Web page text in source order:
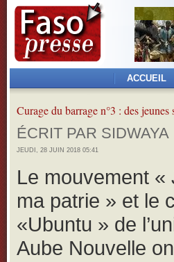
ACCUEIL
Curage du barrage n°3 : des jeunes
ÉCRIT PAR SIDWAYA
JEUDI, 28 JUIN 2018 05:41
Le mouvement «
ma patrie » et le
«Ubuntu » de
Aube Nouvelle